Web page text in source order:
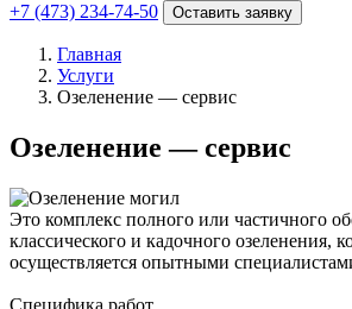
+7 (473) 234-74-50 Оставить заявку
Главная
Услуги
Озеленение — сервис
Озеленение — сервис
Это комплекс полного или частичного
классического и кадочного озеленения,
осуществляется опытными
Специфика работ